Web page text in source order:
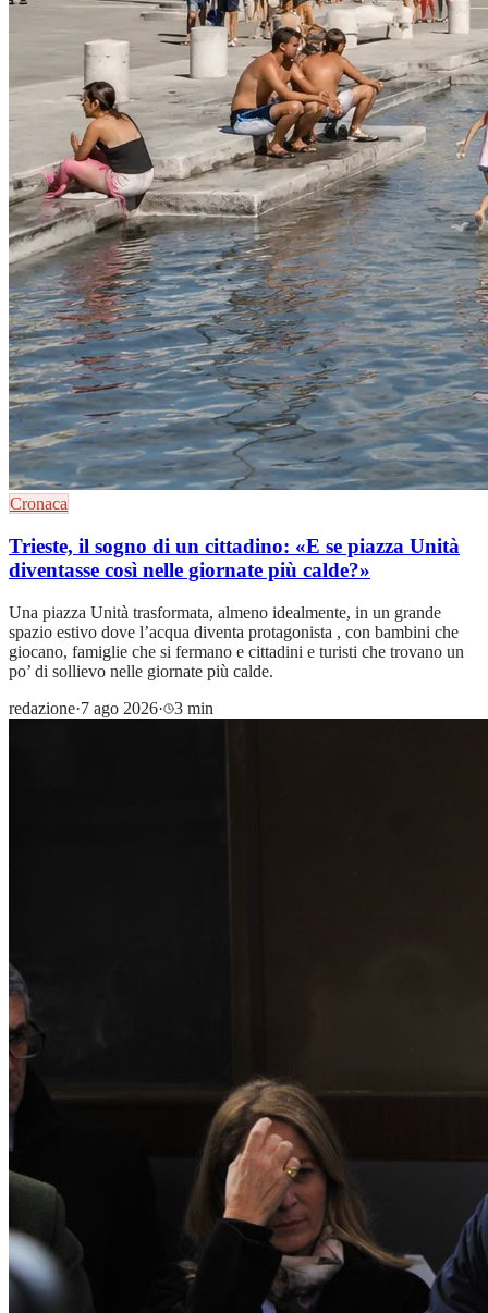
Cronaca
Trieste, il sogno di un cittadino: «E se piazza Unità
diventasse così nelle giornate più calde?»
Una piazza Unità trasformata, almeno idealmente, in un grande
spazio estivo dove l’acqua diventa protagonista , con bambini che
giocano, famiglie che si fermano e cittadini e turisti che trovano un
po’ di sollievo nelle giornate più calde.
redazione·7 ago 2026· 3 min